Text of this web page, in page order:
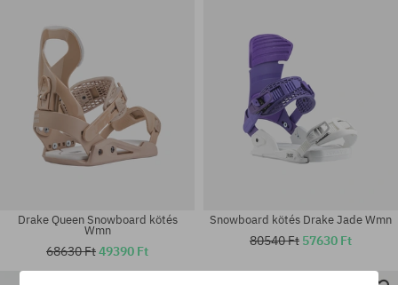
Drake Queen Snowboard kötés
Wmn
68630 Ft49390 Ft
Snowboard kötés Drake Jade Wmn
80540 Ft 57630 Ft